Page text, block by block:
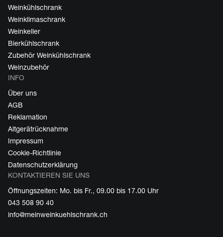
Weinkühlschrank
Weinklimaschrank
Weinkeller
Bierkühlschrank
Zubehör Weinkühlschrank
Weinzubehör
INFO
Über uns
AGB
Reklamation
Altgerätrücknahme
Impressum
Cookie-Richtlinie
Datenschutzerklärung
KONTAKTIEREN SIE UNS
Öffnungszeiten: Mo. bis Fr., 09.00 bis 17.00 Uhr
043 508 90 40
info@meinweinkuehlschrank.ch